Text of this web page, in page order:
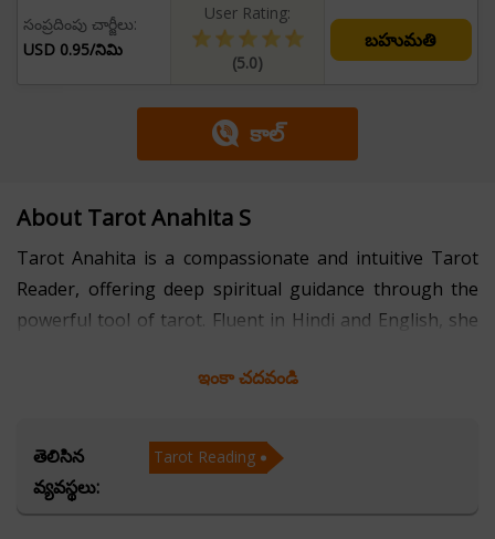
సంప్రదింపు చార్జీలు:
USD 0.95/నిమి
User Rating:
(5.0)
బహుమతి
కాల్
About Tarot Anahita S
Tarot Anahita is a compassionate and intuitive Tarot
Reader, offering deep spiritual guidance through the
powerful tool of tarot. Fluent in Hindi and English, she
provides them with meaningful insights into their lives.
navigate love, career, finances, health, and personal
growth with clarity and confidence.
ఇంకా చదవండి
తెలిసిన
వ్యవస్థలు:
Tarot Reading